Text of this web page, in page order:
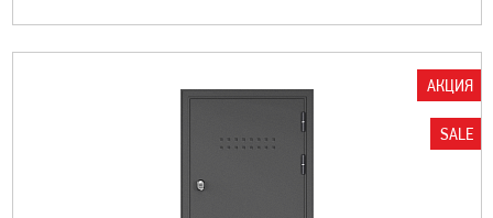
АКЦИЯ
SALE